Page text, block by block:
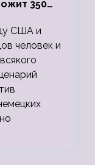
350
США и
человек и